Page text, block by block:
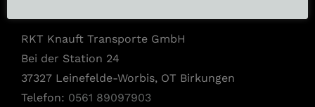
RKT Knauft Transporte GmbH
Bei der Station 24
37327 Leinefelde-Worbis, OT Birkungen
Telefon: 0561 89097903